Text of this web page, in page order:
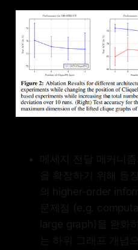
메세지 전달 메커니
을 확장하기 위해 등
의 higher-order
문제점 (e.g.
large graph)을 완화
는 하위 그래프 개념